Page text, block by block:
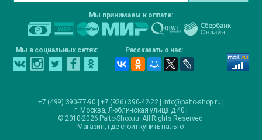
Мы принимаем к оплате:
Мы в социальных сетях: Рассказать о нас:
+7 (499) 390-77-90 | +7 (926) 390-42-22 | info@palto-shop.ru
г. Москва, Люблинская улица д.40
© 2010-2026 Palto-Shop.ru. All Rights Reserved.
Магазин, где стоит купить пальто!